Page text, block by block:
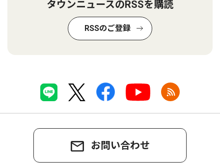
タウンニュースのRSSを購読
RSSのご登録
お問い合わせ